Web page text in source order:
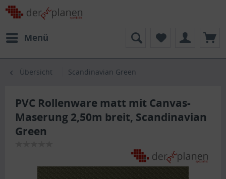
Menü
Übersicht Scandinavian Green
PVC Rollenware matt mit Canvas-
Maserung 2,50m breit, Scandinavian
Green